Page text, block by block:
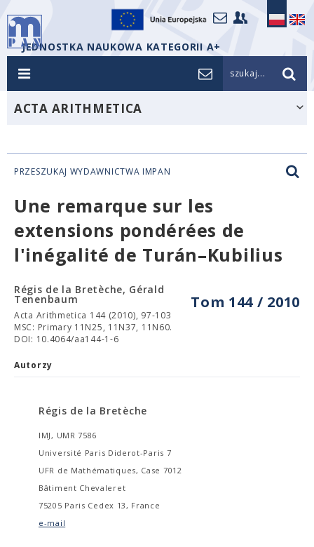
JEDNOSTKA NAUKOWA KATEGORII A+
szukaj...
ACTA ARITHMETICA
PRZESZUKAJ WYDAWNICTWA IMPAN
Une remarque sur les
extensions pondérées de
l'inégalité de Turán–Kubilius
Tom 144 / 2010
Régis de la Bretèche, Gérald
Tenenbaum
Acta Arithmetica 144 (2010), 97-103
MSC: Primary 11N25, 11N37, 11N60.
DOI: 10.4064/aa144-1-6
Autorzy
Régis de la Bretèche
IMJ, UMR 7586
Université Paris Diderot-Paris 7
UFR de Mathématiques, Case 7012
Bâtiment Chevaleret
75205 Paris Cedex 13, France
e-mail